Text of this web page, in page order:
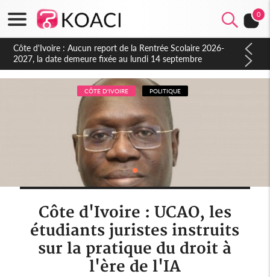
0
Côte d'Ivoire : Indépendance à Blahou, le sous-préfet : « La
fête nous invite à mesurer le chemin parcouru et à renouveler
notre engagement collectif en faveur du développement »
CÔTE D'IVOIRE POLITIQUE
Côte d'Ivoire : UCAO, les
étudiants juristes instruits
sur la pratique du droit à
l'ère de l'IA